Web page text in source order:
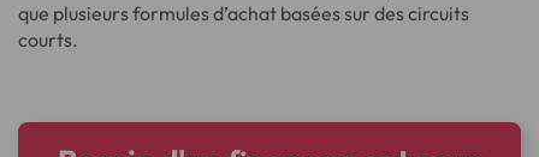
que plusieurs formules d’achat basées sur des circuits
courts.